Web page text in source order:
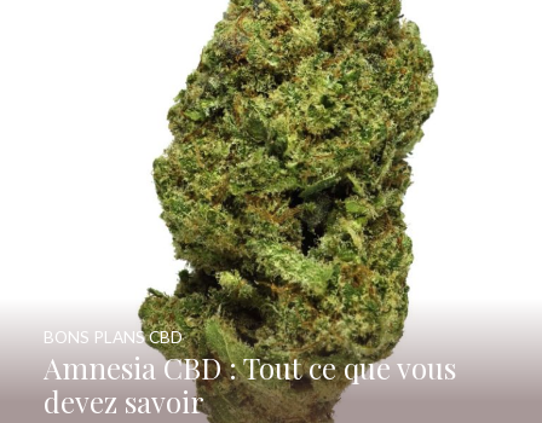
Amnesia CBD : Tout ce que vous
devez savoir
BONS PLANS CBD